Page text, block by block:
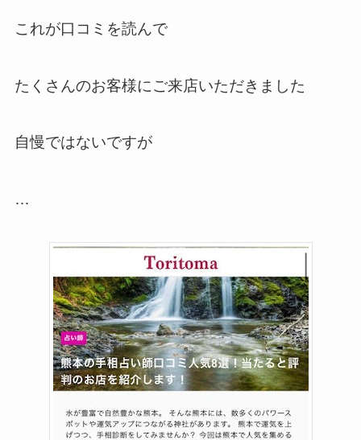
これが口コミを読んで
たくさんのお客様にご来店いただきました
自慢ではないですが
…